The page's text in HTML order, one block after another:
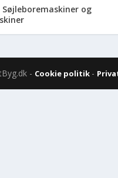
Søjleboremaskiner og
- Cookie politik -